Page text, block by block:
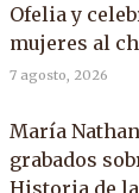
Ofelia y
mujeres al
7 agosto, 2026
María
grabados
Historia de